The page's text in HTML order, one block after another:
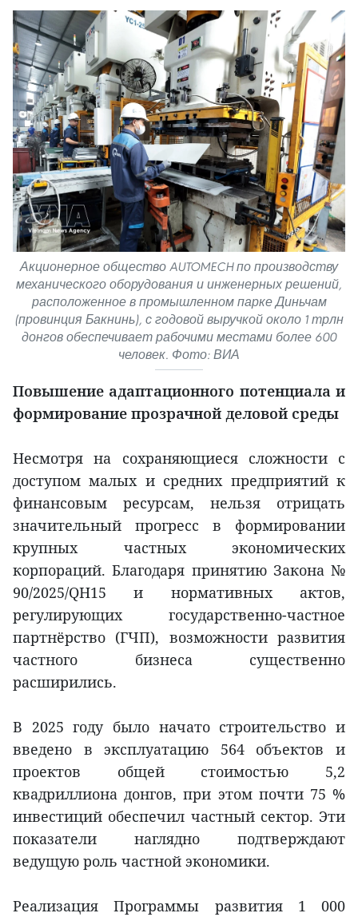
Акционерное общество AUTOMECH по производству
механического оборудования и инженерных решений,
расположенное в промышленном парке Диньчам
(провинция Бакнинь), с годовой выручкой около 1 трлн
донгов обеспечивает рабочими местами более 600
человек. Фото: ВИА
Повышение адаптационного потенциала и
формирование прозрачной деловой среды
Несмотря на сохраняющиеся сложности с
доступом малых и средних предприятий к
финансовым ресурсам, нельзя отрицать
значительный прогресс в формировании
крупных частных экономических
корпораций. Благодаря принятию Закона №
90/2025/QH15 и нормативных актов,
регулирующих государственно-частное
партнёрство (ГЧП), возможности развития
частного бизнеса существенно
расширились.
В 2025 году было начато строительство и
введено в эксплуатацию 564 объектов и
проектов общей стоимостью 5,2
квадриллиона донгов, при этом почти 75 %
инвестиций обеспечил частный сектор. Эти
показатели наглядно подтверждают
ведущую роль частной экономики.
Реализация Программы развития 1 000